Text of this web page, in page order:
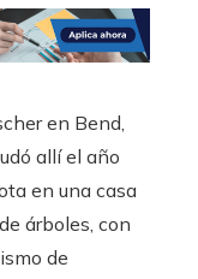
en Bend,
allí el año
en una casa
árboles, con
de